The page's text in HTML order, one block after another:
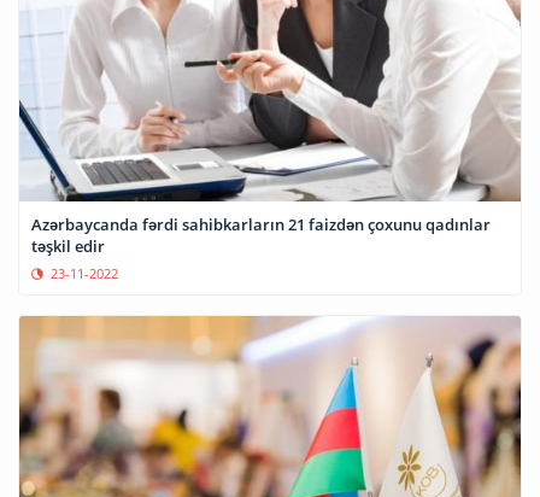
Azərbaycanda fərdi sahibkarların 21 faizdən çoxunu qadınlar
təşkil edir
23-11-2022